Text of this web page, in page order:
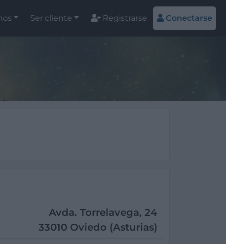
Ser cliente Registrarse Conectarse
Avda. Torrelavega, 24
33010 Oviedo (Asturias)